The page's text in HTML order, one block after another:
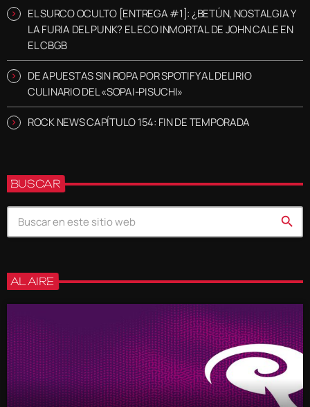
EL SURCO OCULTO [ENTREGA #1]: ¿BETÚN, NOSTALGIA Y
LA FURIA DEL PUNK? EL ECO INMORTAL DE JOHN CALE EN
EL CBGB
DE APUESTAS SIN ROPA POR SPOTIFY AL DELIRIO
CULINARIO DEL «SOPAI-PISUCHI»
ROCK NEWS CAPÍTULO 154: FIN DE TEMPORADA
BUSCAR
search
AL AIRE